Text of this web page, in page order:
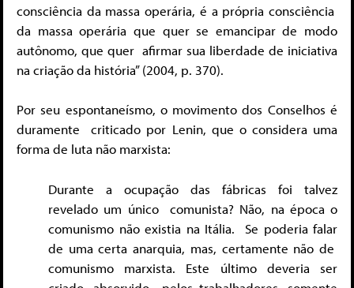
consciência da massa operária, é a própria consciência
da massa operária que quer se emancipar de modo
autônomo, que quer afirmar sua liberdade de iniciativa
na criação da história” (2004, p. 370).
Por seu espontaneísmo, o movimento dos Conselhos é
duramentecriticado por Lenin, que o considera uma
forma de luta não marxista:
Durante a ocupação das fábricas foi talvez
revelado um único comunista? Não, na época o
comunismo não existia na Itália. Se poderia falar
de uma certa anarquia, mas, certamente não de
comunismo marxista. Este último deveria ser